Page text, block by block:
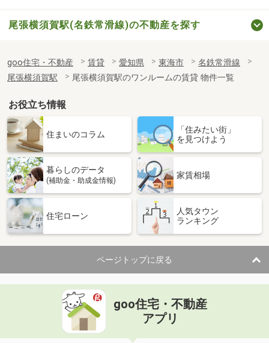
尾張横須賀駅(名鉄常滑線)の不動産を探す
goo住宅・不動産 賃貸 愛知県 東海市
名鉄常滑線
尾張横須賀駅
尾張横須賀駅のワンルームの賃貸 物件一覧
お役立ち情報
住まいのコラム
「住みたい街」
を見つけよう
暮らしのデータ
(補助金・助成金情報)
家賃相場
住宅ローン
人気タウン
ランキング
ページトップに戻る
goo住宅・不動産
アプリ